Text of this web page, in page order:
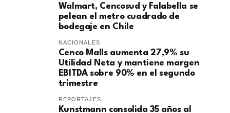
Walmart, Cencosud y Falabella se
pelean el metro cuadrado de
bodegaje en Chile
NACIONALES
Cenco Malls aumenta 27,9% su
Utilidad Neta y mantiene margen
EBITDA sobre 90% en el segundo
trimestre
REPORTAJES
Kunstmann consolida 35 años al